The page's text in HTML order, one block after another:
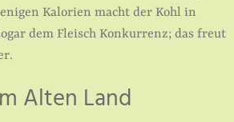
Kalorien macht der Kohl in
dem Fleisch Konkurrenz; das freut
Alten Land